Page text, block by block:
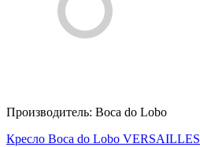
Производитель: Boca do Lobo
Кресло Boca do Lobo VERSAILLES